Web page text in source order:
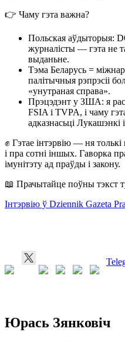
👉 Чаму гэта важна?
Польская аўдыторыя:
журналісты — гэта не
выданьне.
Тэма Беларусь =
палітычныя рэпрэсіі
«унутраная справа».
Прэцэдэнт у ЗША: я
FSIA і TVPA, і чаму
адказнасьці Лукашэнкі
✊ Гэтае інтэрвію — ня
і пра сотні іншых. Гаворка
імунітэту ад праўды і закону.
📖 Прачытайце поўны тэкст
Інтэрвію ў Dziennik Gazeta
Юрась Зянковіч